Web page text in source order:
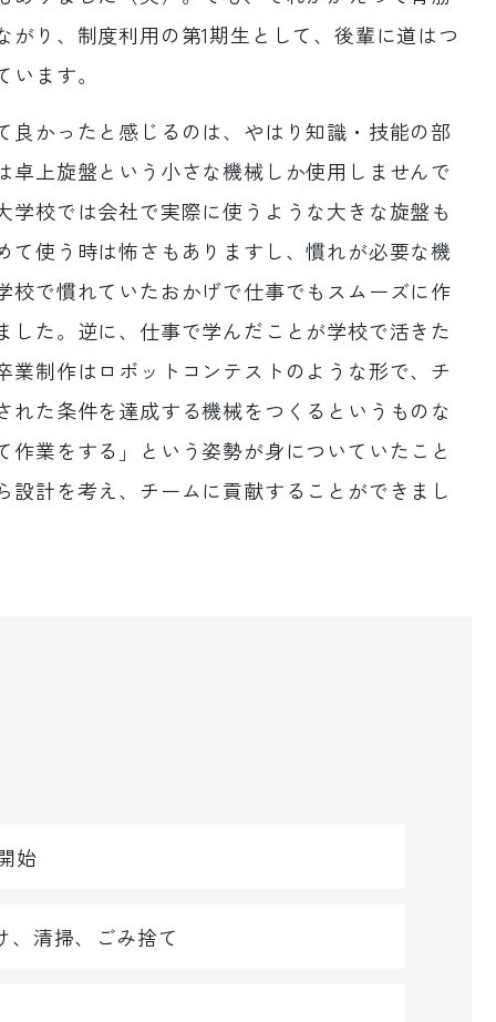
がり、制度利用の第1期生として、後輩に道はつ
ます。
良かったと感じるのは、やはり知識・技能の部
卓上旋盤という小さな機械しか使用しませんで
学校では会社で実際に使うような大きな旋盤も
て使う時は怖さもありますし、慣れが必要な機
校で慣れていたおかげで仕事でもスムーズに作
した。逆に、仕事で学んだことが学校で活きた
業制作はロボットコンテストのような形で、チ
れた条件を達成する機械をつくるというものな
作業をする」という姿勢が身についていたこと
設計を考え、チームに貢献することができまし
始
、清掃、ごみ捨て